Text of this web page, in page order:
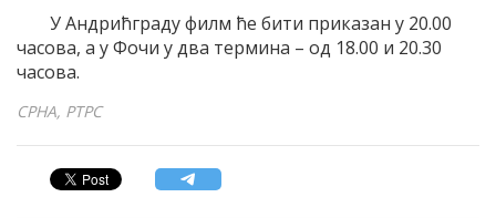
У Андрићграду филм ће бити приказан у 20.00
часова, а у Фочи у два термина – од 18.00 и 20.30
часова.
СРНА, РТРС